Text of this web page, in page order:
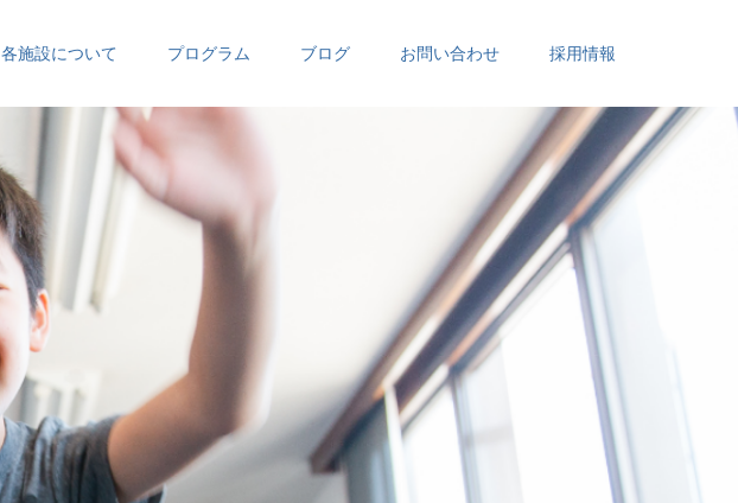
各施設について プログラム ブログ お問い合わせ 採用情報